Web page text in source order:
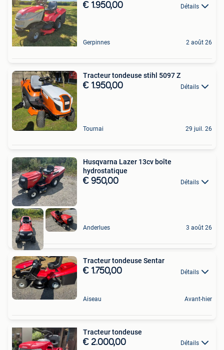
€ 1.950,00 Détails
Gerpinnes 2 août 26
Tracteur tondeuse stihl 5097 Z
€ 1.950,00 Détails
Tournai 29 juil. 26
Husqvarna Lazer 13cv boîte
hydrostatique
€ 950,00 Détails
Anderlues 3 août 26
Tracteur tondeuse Sentar
€ 1.750,00 Détails
Aiseau Avant-hier
Tracteur tondeuse
€ 2.000,00 Détails